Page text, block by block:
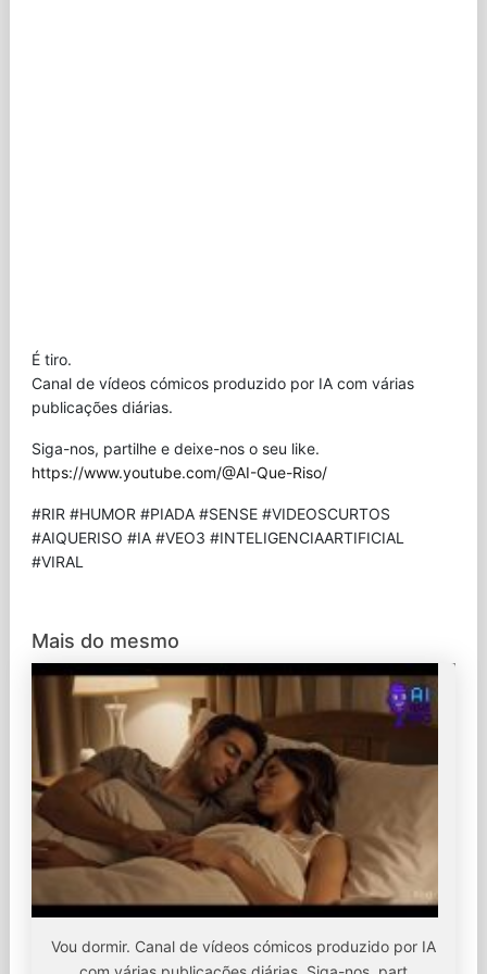
É tiro.
Canal de vídeos cómicos produzido por IA com várias
publicações diárias.
Siga-nos, partilhe e deixe-nos o seu like.
https://www.youtube.com/@AI-Que-Riso/
#RIR #HUMOR #PIADA #SENSE #VIDEOSCURTOS
#AIQUERISO #IA #VEO3 #INTELIGENCIAARTIFICIAL
#VIRAL
Mais do mesmo
Vou dormir. Canal de vídeos cómicos produzido por IA